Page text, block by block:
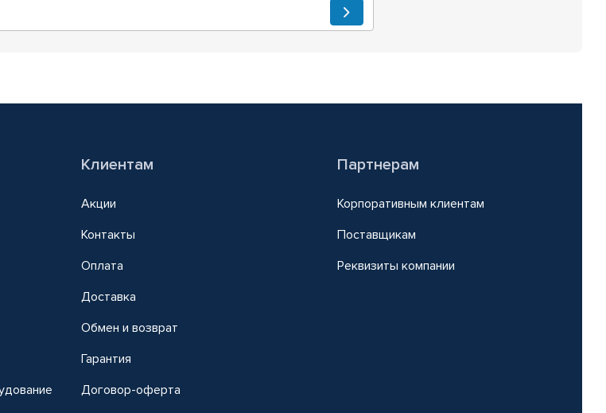
Клиентам
Акции
Контакты
Оплата
Доставка
Обмен и возврат
Гарантия
Договор-оферта
Партнерам
Корпоративным клиентам
Поставщикам
Реквизиты компании